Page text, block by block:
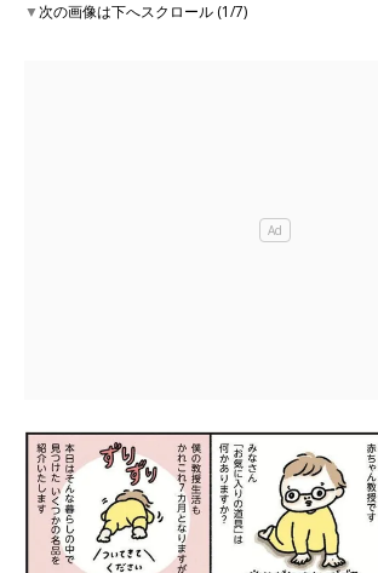
▼次の画像は下へスクロール (1/7)